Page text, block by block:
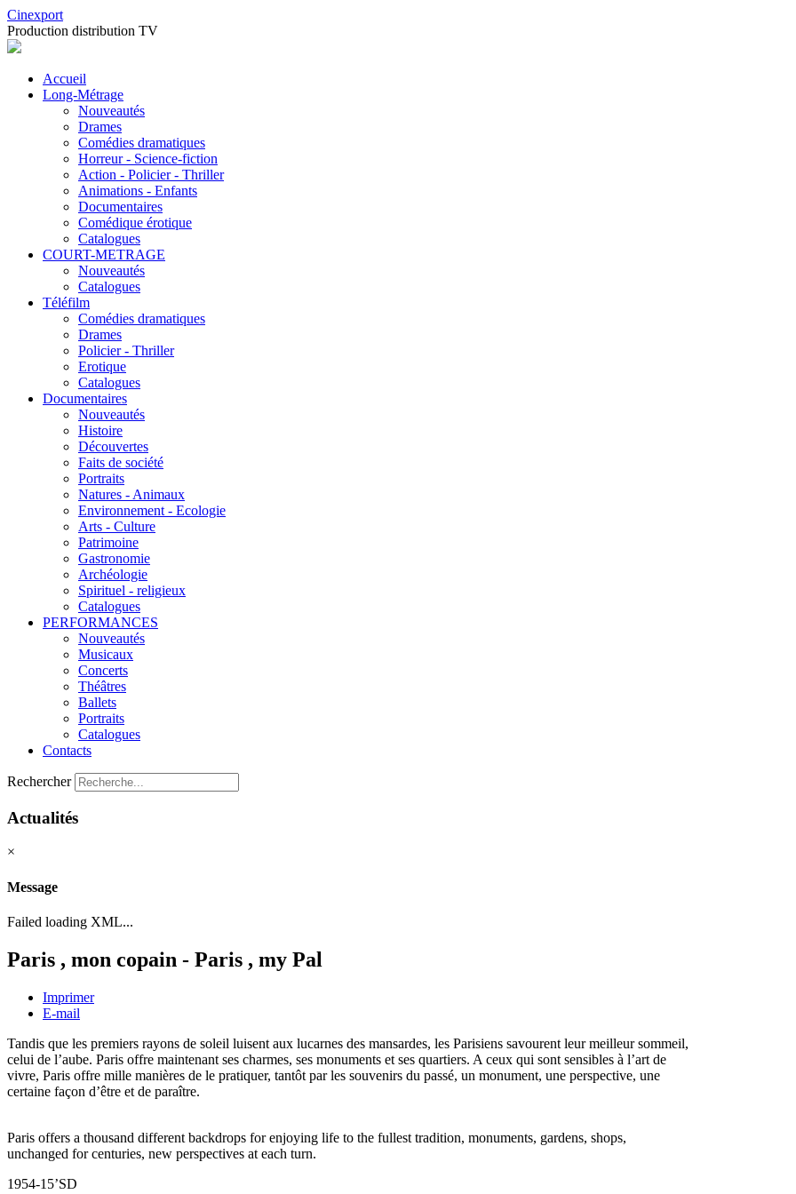
Cinexport
Production distribution TV
Accueil
Long-Métrage
Nouveautés
Drames
Comédies dramatiques
Horreur - Science-fiction
Action - Policier - Thriller
Animations - Enfants
Documentaires
Comédique érotique
Catalogues
COURT-METRAGE
Nouveautés
Catalogues
Téléfilm
Comédies dramatiques
Drames
Policier - Thriller
Erotique
Catalogues
Documentaires
Nouveautés
Histoire
Découvertes
Faits de société
Portraits
Natures - Animaux
Environnement - Ecologie
Arts - Culture
Patrimoine
Gastronomie
Archéologie
Spirituel - religieux
Catalogues
PERFORMANCES
Nouveautés
Musicaux
Concerts
Théâtres
Ballets
Portraits
Catalogues
Contacts
Rechercher
Actualités
×
Message
Failed loading XML...
Paris , mon copain - Paris , my Pal
Imprimer
E-mail
Tandis que les premiers rayons de soleil luisent aux lucarnes des mansardes, les Parisiens savourent leur meilleur sommeil,
celui de l’aube. Paris offre maintenant ses charmes, ses monuments et ses quartiers. A ceux qui sont sensibles à l’art de
vivre, Paris offre mille manières de le pratiquer, tantôt par les souvenirs du passé, un monument, une perspective, une
certaine façon d’être et de paraître.
Paris offers a thousand different backdrops for enjoying life to the fullest tradition, monuments, gardens, shops,
unchanged for centuries, new perspectives at each turn.
1954-15’SD